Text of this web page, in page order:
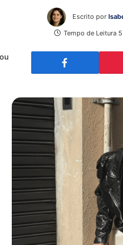
Escrito por
Tempo de Leitura